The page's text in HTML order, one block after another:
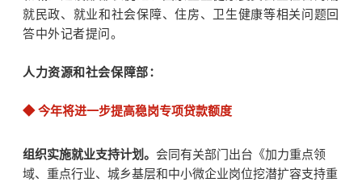
就民政、就业和社会保障、住房、卫生健康等相关问题回
答中外记者提问。
人力资源和社会保障部：
◆ 今年将进一步提高稳岗专项贷款额度
组织实施就业支持计划。 会同有关部门出台《加力重点领
域、重点行业、城乡基层和中小微企业岗位挖潜扩容支持重